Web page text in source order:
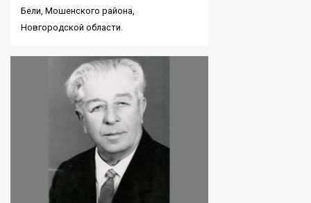
Бели, Мошенского района,
Новгородской области.